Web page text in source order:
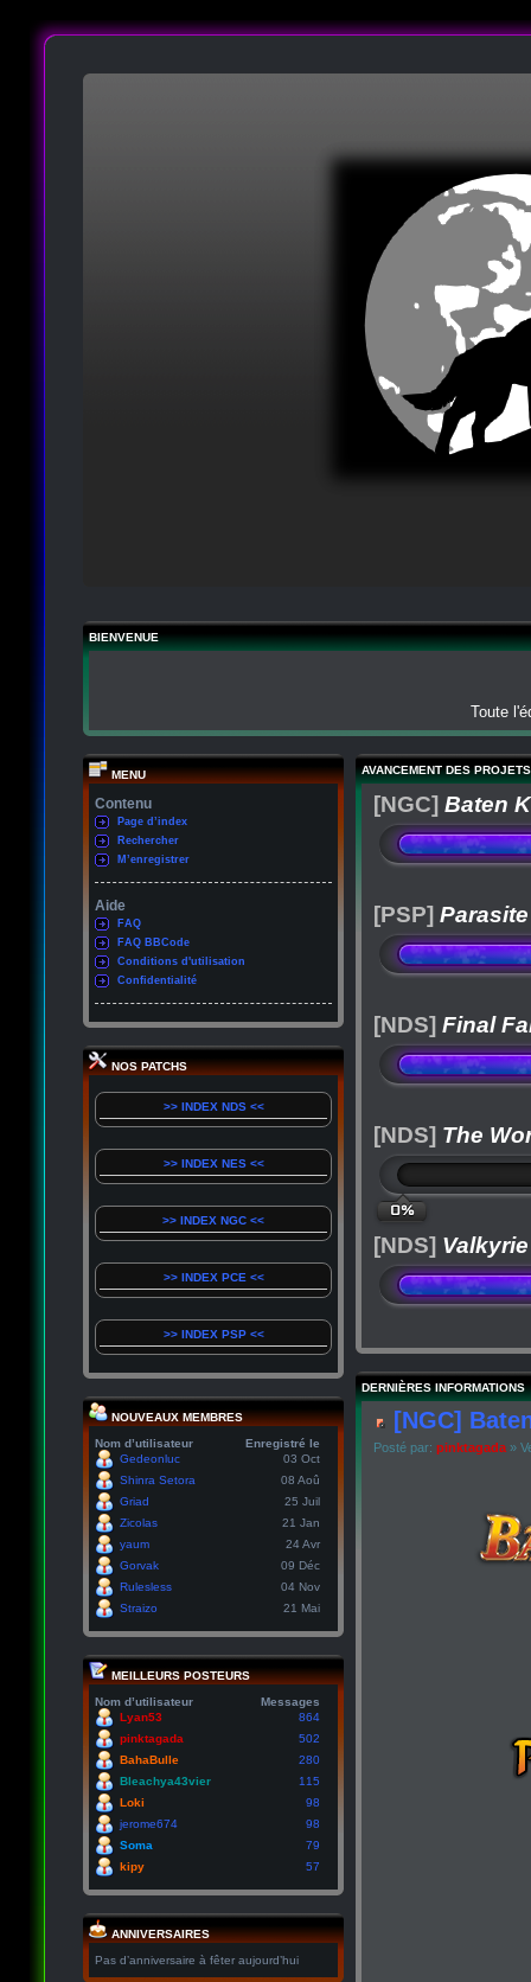
BIENVENUE
Toute
MENU
Contenu
Page d’index
Rechercher
M’enregistrer
Aide
FAQ
FAQ BBCode
Conditions d'utilisation
Confidentialité
NOS PATCHS
>> INDEX NDS <<
>> INDEX NES <<
>> INDEX NGC <<
>> INDEX PCE <<
>> INDEX PSP <<
NOUVEAUX MEMBRES
Nom d’utilisateur
Enregistré le
Gedeonluc
03 Oct
Shinra Setora
08 Aoû
Griad
25 Juil
Zicolas
21 Jan
yaum
24 Avr
Gorvak
09 Déc
Rulesless
04 Nov
Straizo
21 Mai
MEILLEURS POSTEURS
Nom d’utilisateur
Messages
Lyan53
864
pinktagada
502
BahaBulle
280
Bleachya43vier
115
Loki
98
jerome674
98
Soma
79
kipy
57
ANNIVERSAIRES
Pas d’anniversaire à fêter aujourd’hui
AVANCEMENT DES PROJETS
[NGC] Baten
[PSP]
[NDS] Final
[NDS] The
0%
[NDS]
DERNIÈRES INFORMATIONS
[NGC]
Posté par: pinktagada »